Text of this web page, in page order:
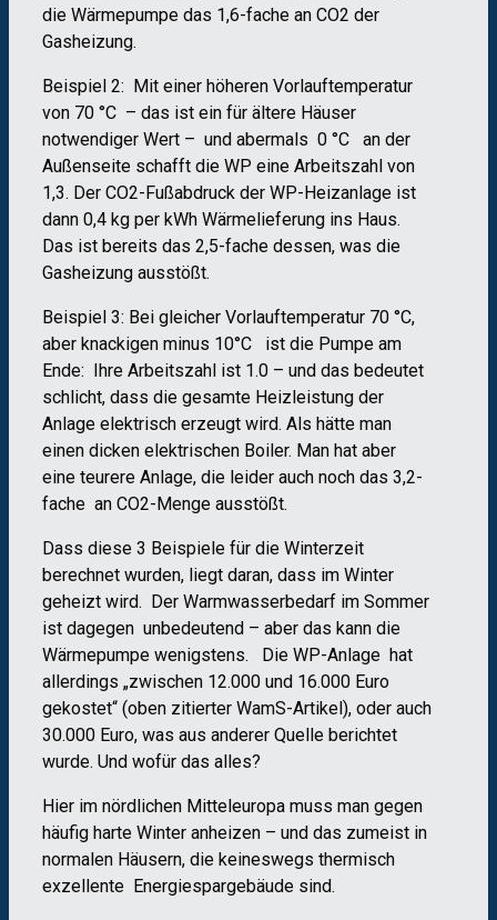
die Wärmepumpe das 1,6-fache an CO2 der
Gasheizung.
Beispiel 2: Mit einer höheren Vorlauftemperatur
von 70 °C – das ist ein für ältere Häuser
notwendiger Wert – und abermals 0 °C an der
Außenseite schafft die WP eine Arbeitszahl von
1,3. Der CO2-Fußabdruck der WP-Heizanlage ist
dann 0,4 kg per kWh Wärmelieferung ins Haus.
Das ist bereits das 2,5-fache dessen, was die
Gasheizung ausstößt.
Beispiel 3: Bei gleicher Vorlauftemperatur 70 °C,
aber knackigen minus 10°C ist die Pumpe am
Ende: Ihre Arbeitszahl ist 1.0 – und das bedeutet
schlicht, dass die gesamte Heizleistung der
Anlage elektrisch erzeugt wird. Als hätte man
einen dicken elektrischen Boiler. Man hat aber
eine teurere Anlage, die leider auch noch das 3,2-
fache an CO2-Menge ausstößt.
Dass diese 3 Beispiele für die Winterzeit
berechnet wurden, liegt daran, dass im Winter
geheizt wird. Der Warmwasserbedarf im Sommer
ist dagegen unbedeutend – aber das kann die
Wärmepumpe wenigstens. Die WP-Anlage hat
allerdings „zwischen 12.000 und 16.000 Euro
gekostet“ (oben zitierter WamS-Artikel), oder auch
30.000 Euro, was aus anderer Quelle berichtet
wurde. Und wofür das alles?
Hier im nördlichen Mitteleuropa muss man gegen
häufig harte Winter anheizen – und das zumeist in
normalen Häusern, die keineswegs thermisch
exzellente Energiespargebäude sind.